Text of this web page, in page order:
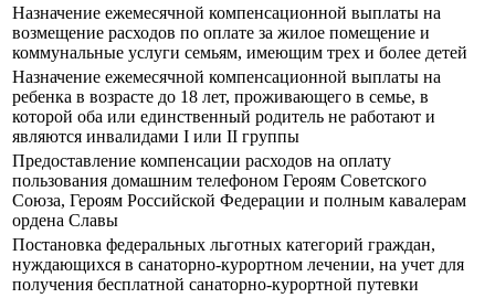
Назначение ежемесячной компенсационной выплаты на
возмещение расходов по оплате за жилое помещение и
коммунальные услуги семьям, имеющим трех и более детей
Назначение ежемесячной компенсационной выплаты на
ребенка в возрасте до 18 лет, проживающего в семье, в
которой оба или единственный родитель не работают и
являются инвалидами I или II группы
Предоставление компенсации расходов на оплату
пользования домашним телефоном Героям Советского
Союза, Героям Российской Федерации и полным кавалерам
ордена Славы
Постановка федеральных льготных категорий граждан,
нуждающихся в санаторно-курортном лечении, на учет для
получения бесплатной санаторно-курортной путевки